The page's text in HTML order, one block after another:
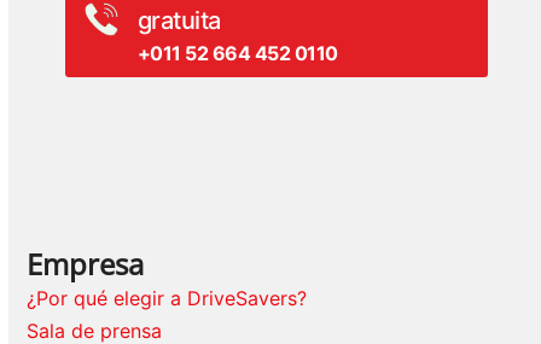
gratuita
+011 52 664 452 0110
Empresa
¿Por qué elegir a DriveSavers?
Sala de prensa